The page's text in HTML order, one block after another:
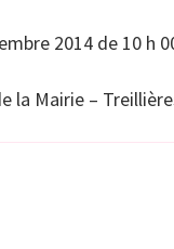
2014 de 10 h
la Mairie –